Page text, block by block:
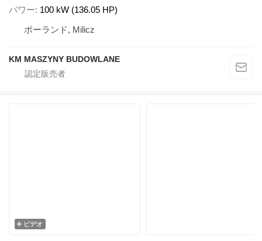
パワー 100 kW (136.05 HP)
ポーランド, Milicz
KM MASZYNY BUDOWLANE
ビデオ